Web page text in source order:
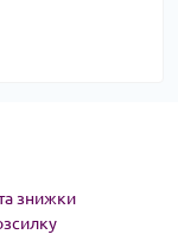
знижки